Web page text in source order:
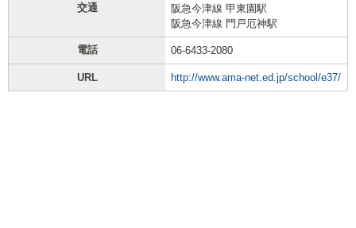
交通
阪急今津線 甲東園駅
阪急今津線 門戸厄神駅
電話 06-6433-2080
URL http://www.ama-net.ed.jp/school/e37/